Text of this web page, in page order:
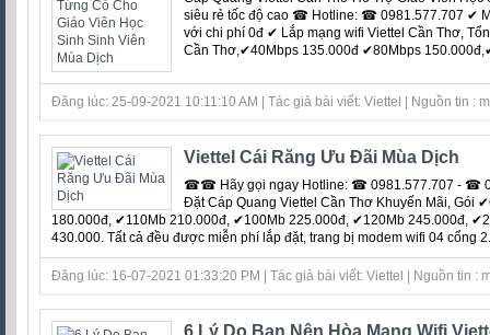
siêu rẻ tốc độ cao ☎ Hotline: ☎ 0981.577.707 ✔
với chi phí 0đ ‎✔ Lắp mạng wifi Viettel Cần Thơ,
Cần Thơ,✔40Mbps 135.000đ ✔80Mbps
Đăng lúc: 25-09-2021 10:11:10 AM | Tác giả bài viết: Viettel | Nguồn tin :
Viettel Cái Răng Ưu Đãi Mùa Dịch
☎☎ Hãy gọi ngay Hotline: ☎ 0981.577.707 - ☎
Đặt Cáp Quang Viettel Cần Thơ Khuyến Mãi, Gói
180.000đ, ✔110Mb 210.000đ, ✔100Mb 225.000đ, ✔120Mb 245.000đ,
430.000. Tất cả đều được miễn phí lắp đặt, trang bị modem wifi 04 cổng
Đăng lúc: 16-07-2021 01:33:20 PM | Tác giả bài viết: Viettel | Nguồn tin :
6 Lý Do Bạn Nên Hòa Mạng Wifi